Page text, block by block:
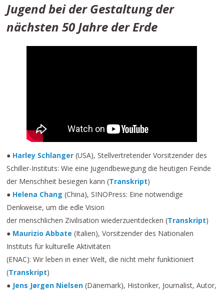
Jugend bei der Gestaltung der
nächsten 50 Jahre der Erde
● Harley Schlanger (USA), Stellvertretender Vorsitzender des
Schiller-Instituts: Wie eine Jugendbewegung die heutigen Feinde
der Menschheit besiegen kann (Transkript)
● Helena Chang (China), SINOPress: Eine notwendige
Denkweise, um die edle Vision
der menschlichen Zivilisation wiederzuentdecken (Transkript)
● Maurizio Abbate (Italien), Vorsitzender des Nationalen
Instituts für kulturelle Aktivitäten
(ENAC): Wir leben in einer Welt, die nicht mehr funktioniert
(Transkript)
● Jens Jørgen Nielsen (Dänemark), Historiker, Journalist, Autor,